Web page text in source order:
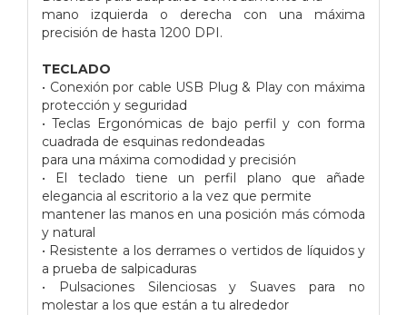
mano izquierda o derecha con una máxima
precisión de hasta 1200 DPI.
TECLADO
• Conexión por cable USB Plug & Play con máxima
protección y seguridad
• Teclas Ergonómicas de bajo perfil y con forma
cuadrada de esquinas redondeadas
para una máxima comodidad y precisión
• El teclado tiene un perfil plano que añade
elegancia al escritorio a la vez que permite
mantener las manos en una posición más cómoda
y natural
• Resistente a los derrames o vertidos de líquidos y
a prueba de salpicaduras
• Pulsaciones Silenciosas y Suaves para no
molestar a los que están a tu alrededor